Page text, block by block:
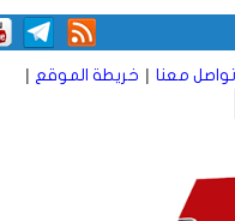
تواصل معنا | خريطة الموقع |